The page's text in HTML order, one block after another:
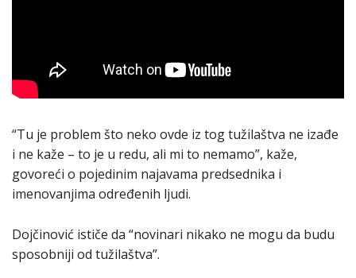
“Tu je problem što neko ovde iz tog tužilaštva ne izađe
i ne kaže – to je u redu, ali mi to nemamo”, kaže,
govoreći o pojedinim najavama predsednika i
imenovanjima određenih ljudi.
Dojčinović ističe da “novinari nikako ne mogu da budu
sposobniji od tužilaštva”.